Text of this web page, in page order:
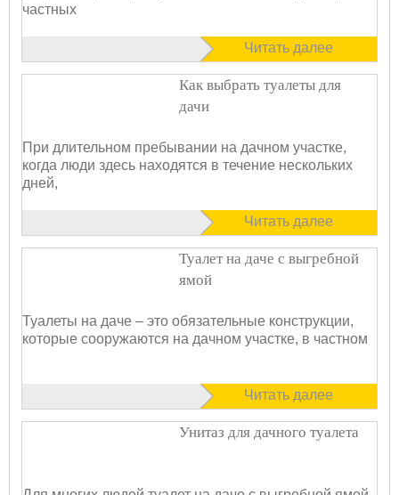
частных
Читать далее
Как выбрать туалеты для
дачи
При длительном пребывании на дачном участке,
когда люди здесь находятся в течение нескольких
дней,
Читать далее
Туалет на даче с выгребной
ямой
Туалеты на даче – это обязательные конструкции,
которые сооружаются на дачном участке, в частном
Читать далее
Унитаз для дачного туалета